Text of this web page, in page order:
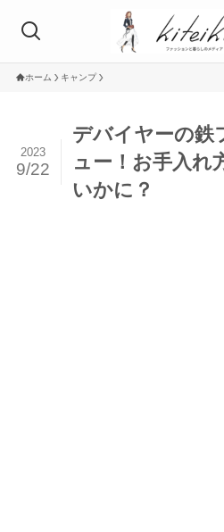
ホーム キャンプ
デバイヤーの鉄
ュー！お手入れ
いかに？
2023
9/22